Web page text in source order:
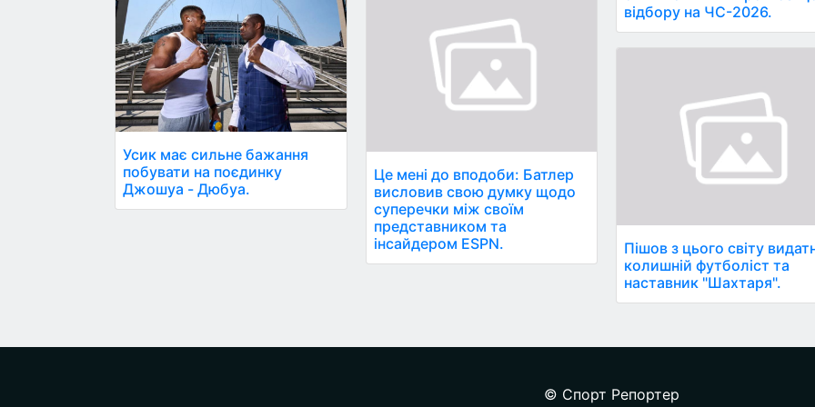
Усик має сильне бажання
побувати на поєдинку
Джошуа - Дюбуа.
Це мені до вподоби: Батлер
висловив свою думку щодо
суперечки між своїм
представником та
інсайдером ESPN.
відбору на ЧС-2026.
Пішов з цього світу
колишній футболіст та
наставник "Шахтаря".
© Спорт Репортер